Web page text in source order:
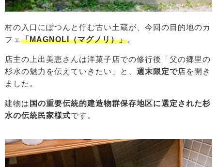
村の入口にぽつんと佇む古い土蔵が、今回の目的地のカ
フェ 「MAGNOLI（マグノリ）」。
店主の上出美恵さんは洋菓子店での修行後「父の郷里の
杉水の魅力を伝えていきたい」と、 週末限定で店を開き
ました。
建物は 国の重要伝統的建造物群保存地区に選定された杉
水の伝統民家様式です。